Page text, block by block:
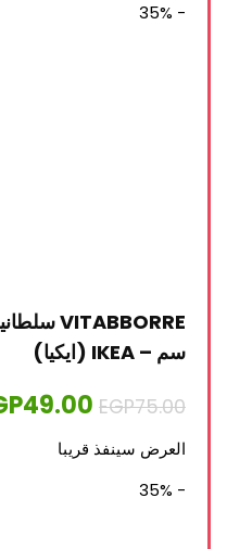
- 35%
سم – IKEA (ايكيا)
EGP75.00
49.00
العرض سينفذ قريبا
- 35%